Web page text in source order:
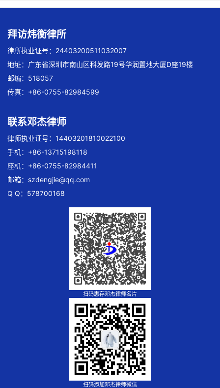
拜访炜衡律所
律所执业证号：24403200511032007
地址：广东省深圳市南山区科发路19号华润置地大厦D座19楼
邮编：518057
传真：+86-0755-82984599
联系邓杰律师
律师执业证号：14403201810022100
手机：+86-13715198118
座机：+86-0755-82984411
邮箱： szdengjie@qq.com
Q Q：578700168
扫码惠存邓杰律师名片
扫码添加邓杰律师微信